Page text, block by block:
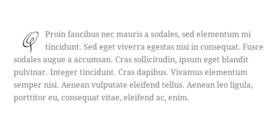
Q
Proin faucibus nec mauris a sodales, sed elementum mi
tincidunt. Sed eget viverra egestas nisi in consequat. Fusce
sodales augue a accumsan. Cras sollicitudin, ipsum eget blandit
pulvinar. Integer tincidunt. Cras dapibus. Vivamus elementum
semper nisi. Aenean vulputate eleifend tellus. Aenean leo ligula,
porttitor eu, consequat vitae, eleifend ac, enim.